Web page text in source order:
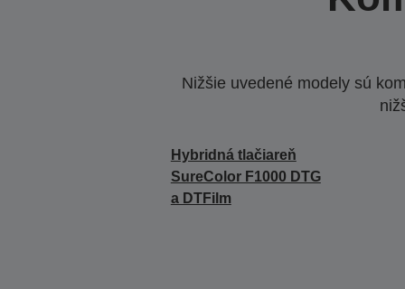
Nižšie uvedené modely sú
Hybridná tlačiareň
SureColor F1000 DTG
a DTFilm